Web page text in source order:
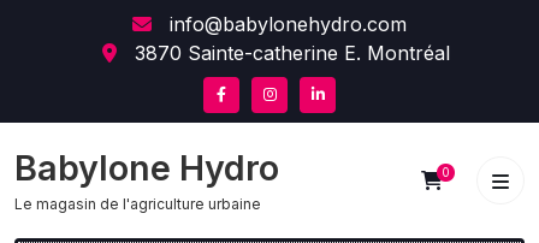
info@babylonehydro.com
3870 Sainte-catherine E. Montréal
Babylone Hydro
Le magasin de l'agriculture urbaine
0